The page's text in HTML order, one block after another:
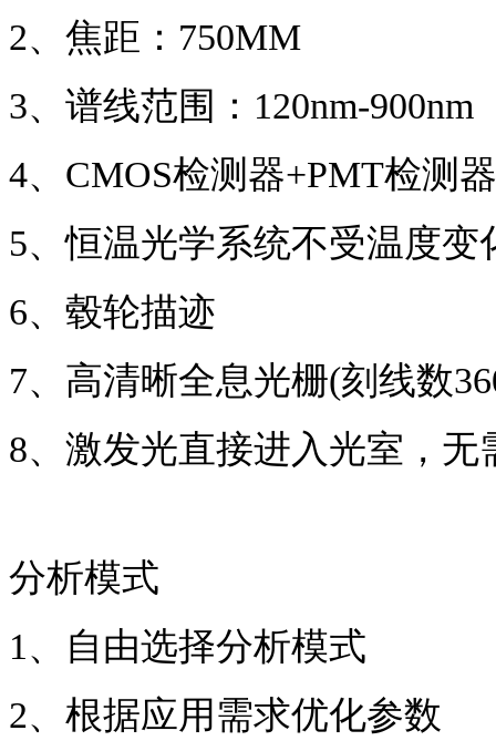
2、 焦距： 750MM
3、 谱线范围： 120nm-900nm
4、 CMOS检测器+PMT检测器
5、恒温光学系统不受温度变
6、毂轮描迹
7、 高清晰全息光栅(刻线数
8、 激发光直接进入光室，无
分析模式
1、
自由选择分析模式
2、 根据应用需求优化参数